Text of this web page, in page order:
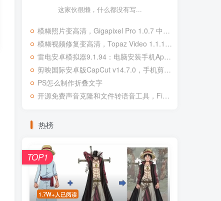
这家伙很懒，什么都没有写...
模糊照片变高清，Gigapixel Pro 1.0.7 中文专业版，真正可用
模糊视频修复变高清，Topaz Video 1.1.1 汉化版 集成OFX插件
雷电安卓模拟器9.1.94：电脑安装手机App，绿色纯净版，
剪映国际安卓版CapCut v14.7.0，手机剪辑真正有了专业味道
PS怎么制作折叠文字
开源免费声音克隆和文件转语音工具，Fish Speech v1.4！
热榜
1.7W+人已阅读
TOP1